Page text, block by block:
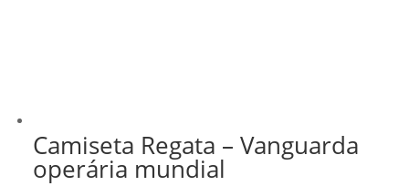
Camiseta Regata – Vanguarda
operária mundial